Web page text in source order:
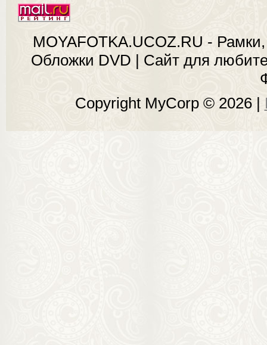
MOYAFOTKA.UCOZ.RU -
Обложки DVD | Сайт для
Copyright MyCorp © 2026 |